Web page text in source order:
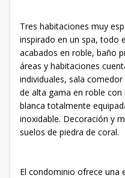
Tres habitaciones muy
inspirado en un spa, todo
acabados en roble, baño
áreas y habitaciones
individuales, sala
de alta gama en roble
blanca totalmente
inoxidable. Decoración y
suelos de piedra de coral.
El condominio ofrece una